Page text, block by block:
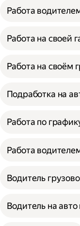
Работа
Работа на своей
Работа на своём
Подработка на
Работа по
Работа
Водитель
Водитель на